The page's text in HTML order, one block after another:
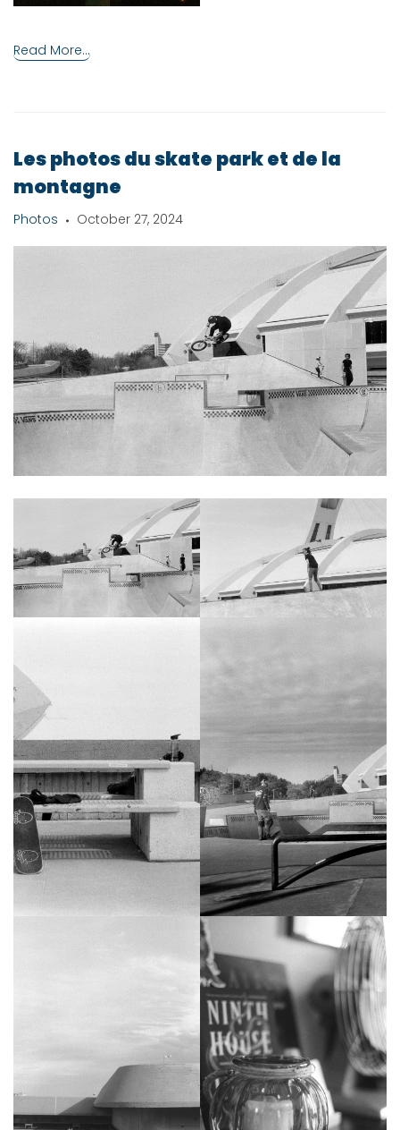
Read More...
Les photos du skate park et de la
montagne
Photos October 27, 2024